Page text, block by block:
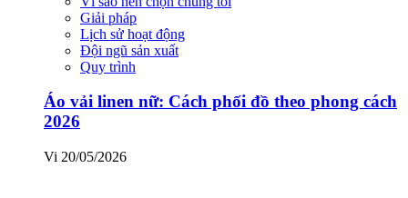
Giải pháp
Lịch sử hoạt động
Đội ngũ sản xuất
Quy trình
Áo vải linen nữ: Cách phối đồ theo phong cách
2026
Vi 20/05/2026